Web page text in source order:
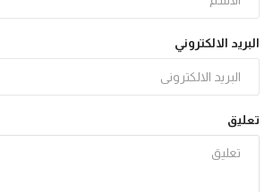
البريد الالكتروني
تعليق